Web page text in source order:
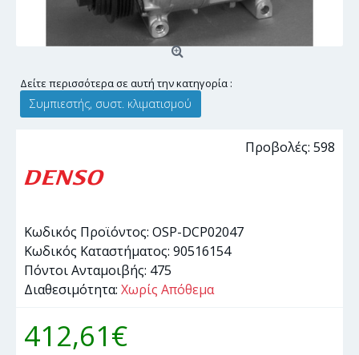
Δείτε περισσότερα σε αυτή την κατηγορία :
Συμπιεστής, συστ. κλιματισμού
Προβολές: 598
Κωδικός Προϊόντος: OSP-DCP02047
Κωδικός Καταστήματος: 90516154
Πόντοι Ανταμοιβής: 475
Διαθεσιμότητα: Χωρίς Απόθεμα
412,61€